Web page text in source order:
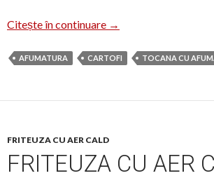
Citește în continuare Tocană de cartofi cu
→
AFUMATURA CARTOFI TOCANA CU
FRITEUZA CU AER CALD
FRITEUZA CU AER